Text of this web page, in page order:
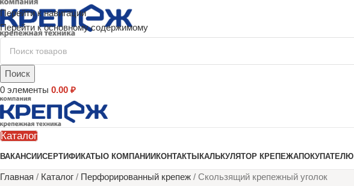
Перейти к навигации
Перейти к основному содержимому
Поиск
0 элементы 0.00 ₽
Каталог
ВАКАНСИИСЕРТИФИКАТЫ О КОМПАНИИ КОНТАКТЫ КАЛЬКУЛЯТОР КРЕПЕЖАПОКУПАТЕЛЮ
Главная / Каталог / Перфорированный крепеж / Скользящий крепежный уголок